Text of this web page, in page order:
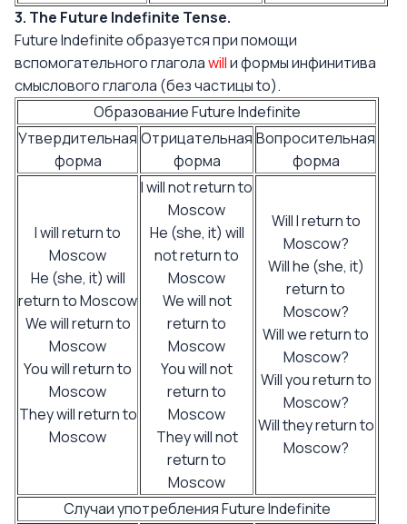
3. The Future Indefinite Tense.
Future Indefinite образуется при помощи
вспомогательного глаголаwillи формы инфинитива
смыслового глагола (без частицы to).
Образование Future Indefinite
Утвердительная
форма
Отрицательная
форма
Вопросительная
форма
I will return to
Moscow
He (she, it) will
return to Moscow
We will return to
Moscow
You will return to
Moscow
They will return to
Moscow
I will not return to
Moscow
He (she, it) will
not return to
Moscow
We will not
return to
Moscow
You will not
return to
Moscow
They will not
return to
Moscow
Will I return to
Moscow?
Will he (she, it)
return to
Moscow?
Will we return to
Moscow?
Will you return to
Moscow?
Will they return to
Moscow?
Случаи употребления Future Indefinite